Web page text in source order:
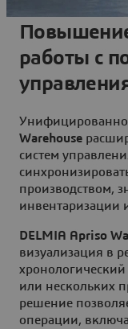
работы с
Warehouse
систем
производством,
инвентаризации
DELMIA Apriso
визуализация в
или нескольких
решение
операции,